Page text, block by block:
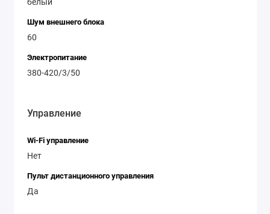
Шум внешнего блока
60
Электропитание
380-420/3/50
Управление
Wi-Fi управление
Нет
Пульт дистанционного управления
Да